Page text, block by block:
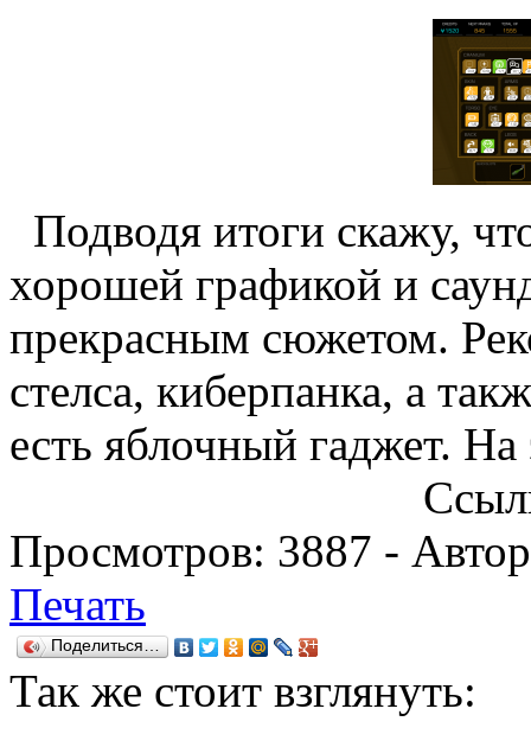
Подводя итоги скажу,
хорошей графикой и
прекрасным сюжетом.
стелса, киберпанка, а
есть яблочный гаджет.
Просмотров: 3887 -
Печать
Поделиться…
Так же стоит взглянуть: